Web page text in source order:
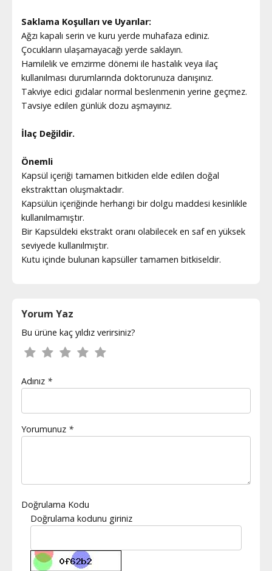
Saklama Koşulları ve Uyarılar:
Ağzı kapalı serin ve kuru yerde muhafaza ediniz.
Çocukların ulaşamayacağı yerde saklayın.
Hamilelik ve emzirme dönemi ile hastalık veya ilaç
kullanılması durumlarında doktorunuza danışınız.
Takviye edici gıdalar normal beslenmenin yerine geçmez.
Tavsiye edilen günlük dozu aşmayınız.
İlaç Değildir.
Önemli
Kapsül içeriği tamamen bitkiden elde edilen doğal
ekstrakttan oluşmaktadır.
Kapsülün içeriğinde herhangi bir dolgu maddesi kesinlikle
kullanılmamıştır.
Bir Kapsüldeki ekstrakt oranı olabilecek en saf en yüksek
seviyede kullanılmıştır.
Kutu içinde bulunan kapsüller tamamen bitkiseldir.
Yorum Yaz
Bu ürüne kaç yıldız verirsiniz?
Adınız *
Yorumunuz *
Doğrulama Kodu
Doğrulama kodunu giriniz